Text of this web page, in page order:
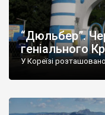
“Дюльбер”.
геніального
У Кореїзі